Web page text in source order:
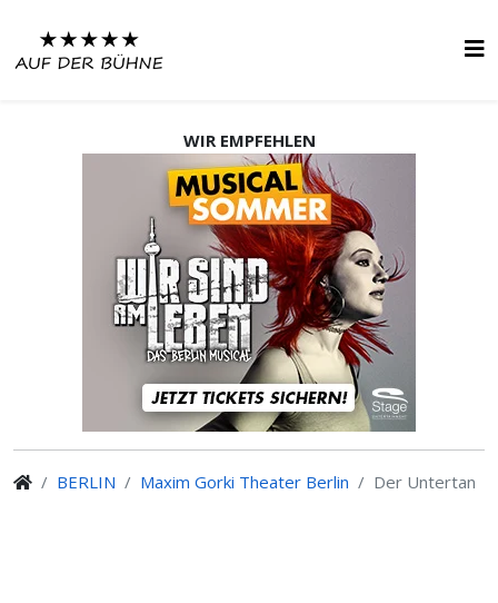
WIR EMPFEHLEN
BERLIN Maxim Gorki Theater Berlin Der Untertan